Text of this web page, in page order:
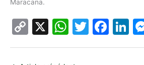
Maracana.
C
o
p
X
W
h
at
T
w
F
a
Li
n